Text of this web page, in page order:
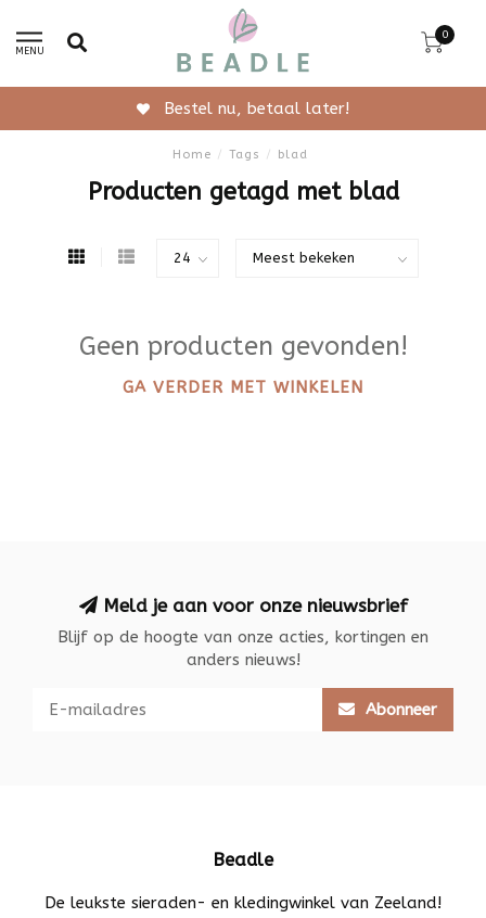
MENU
0
Bestel nu, betaal later!
Home / Tags / blad
Producten getagd met blad
Geen producten gevonden!
GA VERDER MET WINKELEN
Meld je aan voor onze nieuwsbrief
Blijf op de hoogte van onze acties, kortingen en
anders nieuws!
Abonneer
Beadle
De leukste sieraden- en kledingwinkel van Zeeland!